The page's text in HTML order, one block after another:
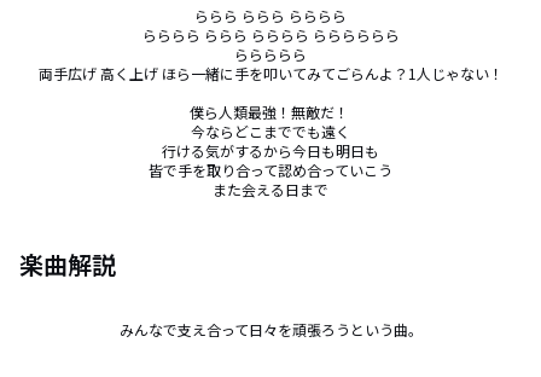
ららら ららら らららら
らららら ららら らららら らららららら
ららららら
両手広げ 高く上げ ほら一緒に手を叩いてみてごらんよ？1人じゃない！
僕ら人類最強！無敵だ！
今ならどこまででも遠く
行ける気がするから今日も明日も
皆で手を取り合って認め合っていこう
また会える日まで
楽曲解説
みんなで支え合って日々を頑張ろうという曲。